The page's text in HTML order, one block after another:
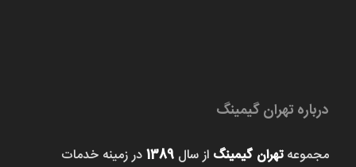
درباره تهران گیمینگ
مجموعهتهران گیمینگ از سال 1389در زمینه خدمات